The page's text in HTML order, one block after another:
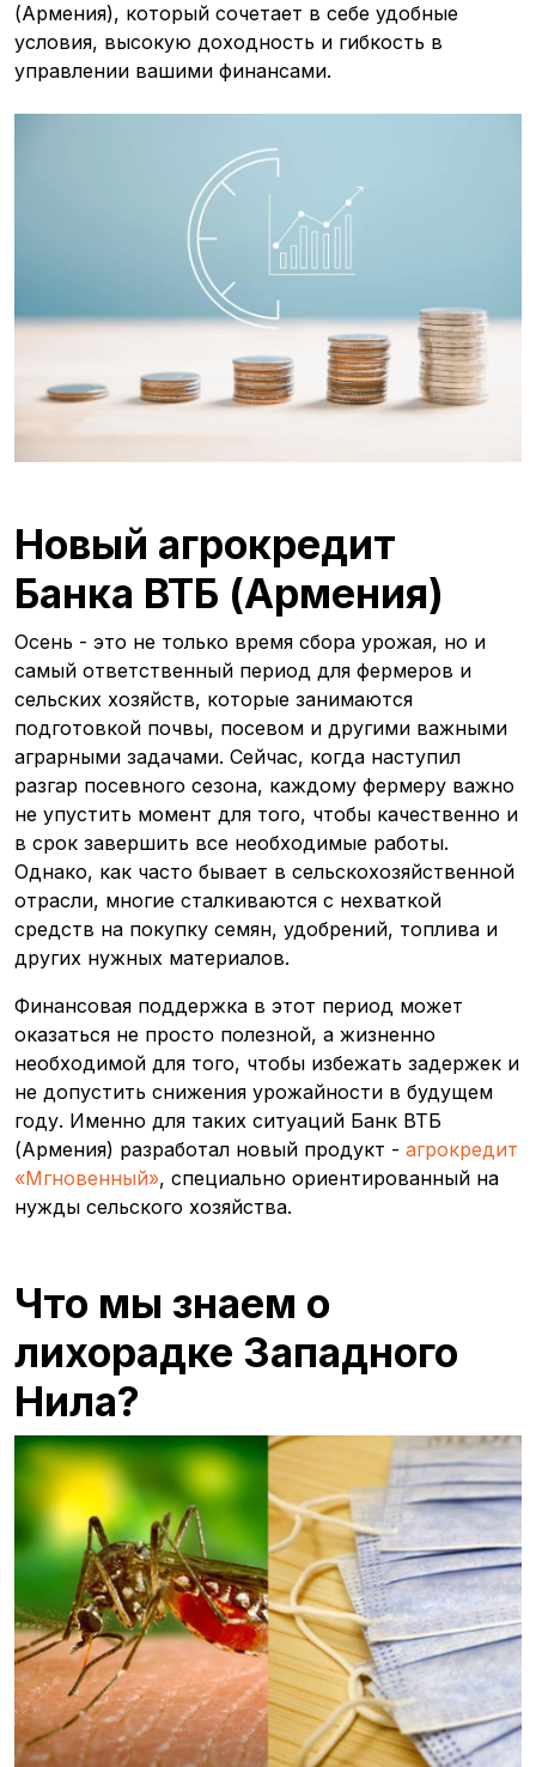
(Армения), который сочетает в себе удобные
условия, высокую доходность и гибкость в
управлении вашими финансами.
Новый агрокредит
Банка ВТБ (Армения)
Осень - это не только время сбора урожая, но и
самый ответственный период для фермеров и
сельских хозяйств, которые занимаются
подготовкой почвы, посевом и другими важными
аграрными задачами. Сейчас, когда наступил
разгар посевного сезона, каждому фермеру важно
не упустить момент для того, чтобы качественно и
в срок завершить все необходимые работы.
Однако, как часто бывает в сельскохозяйственной
отрасли, многие сталкиваются с нехваткой
средств на покупку семян, удобрений, топлива и
других нужных материалов.
Финансовая поддержка в этот период может
оказаться не просто полезной, а жизненно
необходимой для того, чтобы избежать задержек и
не допустить снижения урожайности в будущем
году. Именно для таких ситуаций Банк ВТБ
(Армения) разработал новый продукт - агрокредит
«Мгновенный», специально ориентированный на
нужды сельского хозяйства.
Что мы знаем о
лихорадке Западного
Нила?